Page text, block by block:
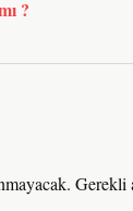
?
Gerekli